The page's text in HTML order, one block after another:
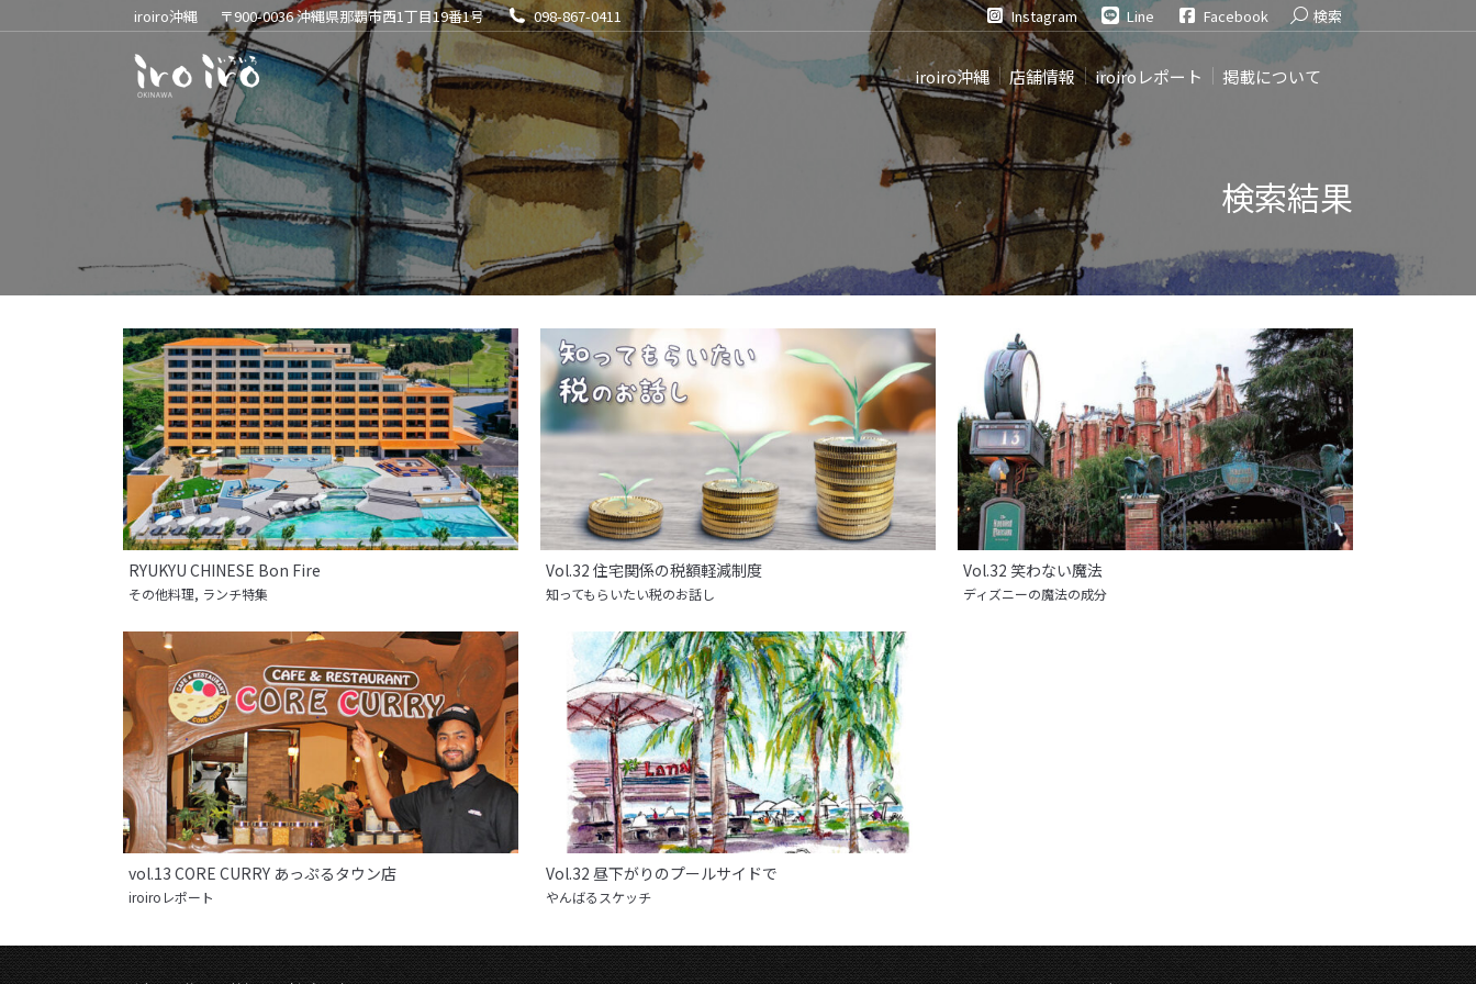
iroiro沖縄 〒900-0036 沖縄県那覇市西1丁目19番1号 098-867-0411 Instagram Line Facebook Search:
検索
iroiro沖縄 店舗情報 iroiroレポート 掲載について
検索結果
RYUKYU CHINESE Bon Fire
その他料理, ランチ特集
Vol.32 住宅関係の税額軽減制度
知ってもらいたい税のお話し
Vol.32 笑わない魔法
ディズニーの魔法の成分
vol.13 CORE CURRY あっぷるタウン店
iroiroレポート
Vol.32 昼下がりのプールサイドで
やんばるスケッチ